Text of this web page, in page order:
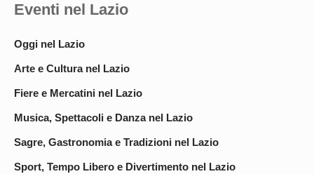
Eventi nel Lazio
Oggi nel Lazio
Arte e Cultura nel Lazio
Fiere e Mercatini nel Lazio
Musica, Spettacoli e Danza nel Lazio
Sagre, Gastronomia e Tradizioni nel Lazio
Sport, Tempo Libero e Divertimento nel Lazio